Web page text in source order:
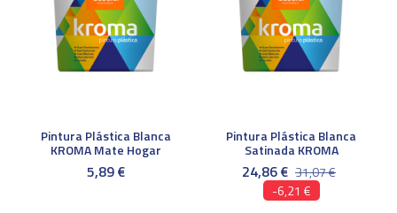
Pintura Plástica Blanca
KROMA Mate Hogar
5,89 €
Pintura Plástica Blanca
Satinada KROMA
24,86 € 31,07 €
-6,21 €